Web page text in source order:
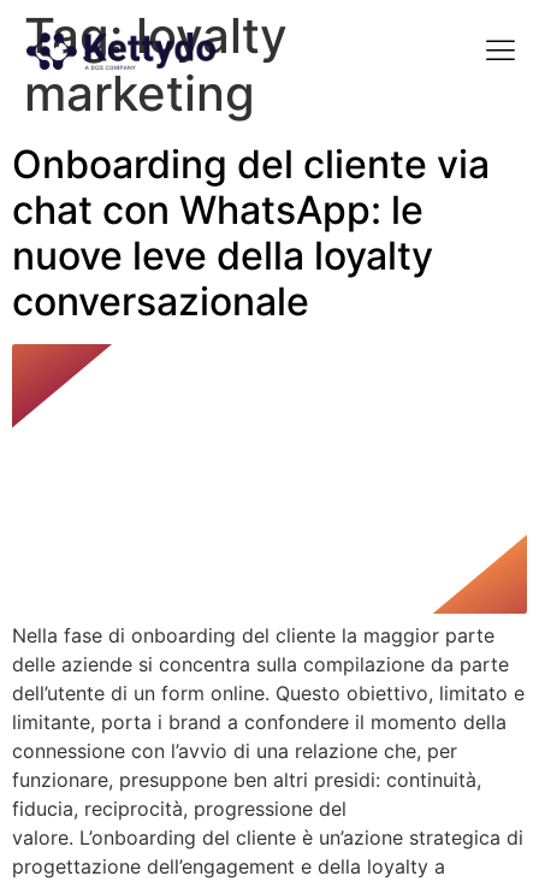
Tag:loyalty
marketing
Onboarding del cliente via
chat con WhatsApp: le
nuove leve della loyalty
conversazionale
Nella fase di onboarding del cliente la maggior parte
delle aziende si concentra sulla compilazione da parte
dell’utente di un form online. Questo obiettivo, limitato e
limitante, porta i brand a confondere il momento della
connessione con l’avvio di una relazione che, per
funzionare, presuppone ben altri presidi: continuità,
fiducia, reciprocità, progressione del
valore. L’onboarding del cliente è un’azione strategica di
progettazione dell’engagement e della loyalty a